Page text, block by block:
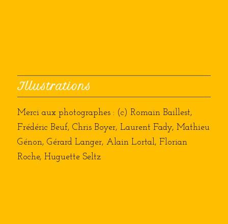
Illustrations
Merci aux photographes : (c) Romain Baillest,
Frédéric Beuf, Chris Boyer, Laurent Fady, Mathieu
Génon, Gérard Langer, Alain Lortal, Florian
Roche, Huguette Seltz